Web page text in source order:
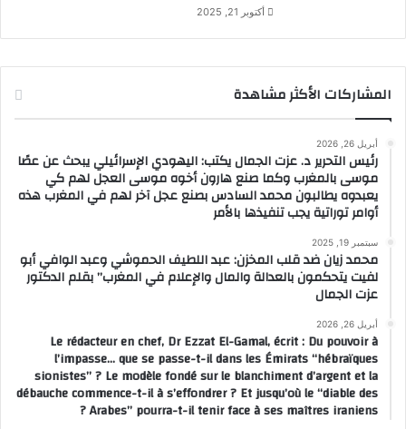
أكتوبر 21, 2025
المشاركات الأكثر مشاهدة
أبريل 26, 2026
رئيس التحرير د. عزت الجمال يكتب: اليهودي الإسرائيلي يبحث عن عصًا
موسى بالمغرب وكما صنع هارون أخوه موسى العجل لهم كي
يعبدوه يطالبون محمد السادس بصنع عجل آخر لهم في المغرب هذه
أوامر توراتية يجب تنفيذها بالأمر
سبتمبر 19, 2025
محمد زيان ضد قلب المخزن: عبد اللطيف الحموشي وعبد الوافي أبو
لفيت يتحكمون بالعدالة والمال والإعلام في المغرب” بقلم الدكتور
عزت الجمال
أبريل 26, 2026
Le rédacteur en chef, Dr Ezzat El-Gamal, écrit : Du pouvoir à
l’impasse… que se passe-t-il dans les Émirats “hébraïques
sionistes” ? Le modèle fondé sur le blanchiment d’argent et la
débauche commence-t-il à s’effondrer ? Et jusqu’où le “diable des
Arabes” pourra-t-il tenir face à ses maîtres iraniens ?